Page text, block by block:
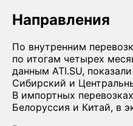
Направления
По внутренним
по итогам четырех
данным ATI.SU,
Сибирский и
В импортных
Белоруссия и Китай, в